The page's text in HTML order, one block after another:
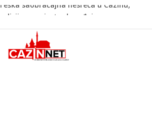
Ovo je 24-godišnji mladić koji je izgubio
Na Ahiret preselio LJUBIJANKIĆ (Hasan)
Na Ahiret preselio HALILOVIĆ (Smajil)